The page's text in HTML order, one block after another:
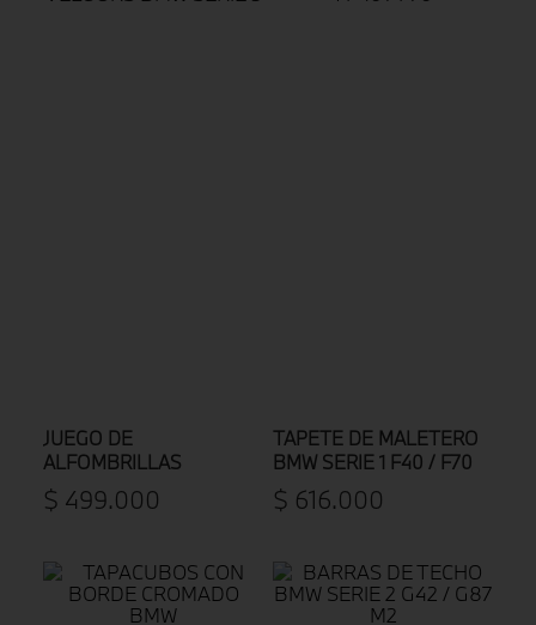
JUEGO DE
ALFOMBRILLAS
VELOURS BMW SERIE 3
$ 499.000
TAPETE DE MALETERO
BMW SERIE 1 F40 / F70
$ 616.000